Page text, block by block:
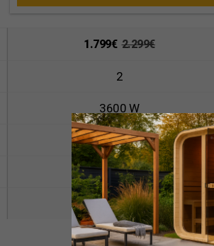
1.799€ 2.299€
2
3600 W
190x120cm
190cm
230 V 1N~